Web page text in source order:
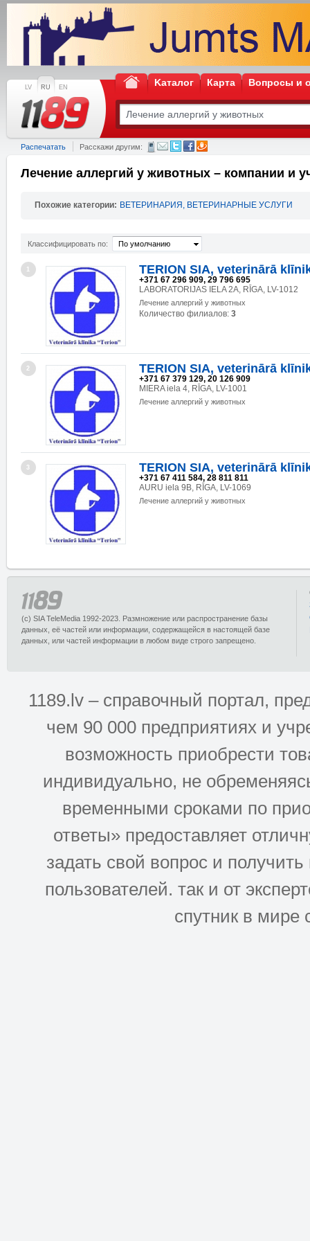
LV RU EN Kаталог Карта Вопросы и
Распечатать Расскажи другим:
Лечение аллергий у животных – компании и
Похожие категории: ВЕТЕРИНАРИЯ, ВЕТЕРИНАРНЫЕ УСЛУГИ
Классифицировать по: По умолчанию
1 TERION SIA, veterinārā
+371 67 296 909, 29 796 695
LABORATORIJAS IELA 2A, RĪGA, LV-1012
Лечение аллергий у животных
Количество филиалов: 3
2 TERION SIA, veterinārā
+371 67 379 129, 20 126 909
MIERA iela 4, RĪGA, LV-1001
Лечение аллергий у животных
3 TERION SIA, veterinārā
+371 67 411 584, 28 811 811
AURU iela 9B, RĪGA, LV-1069
Лечение аллергий у животных
(c) SIA TeleMedia 1992-2023. Размножение или распространение базы
данных, её частей или информации, содержащейся в настоящей базе
данных, или частей информации в любом виде строго запрещено.
1189.lv – справочный портал,
чем 90 000 предприятиях и
возможность приобрести
индивидуально, не
временными сроками по
ответы» предоставляет
задать свой вопрос и
пользователей. так и от
спутник в